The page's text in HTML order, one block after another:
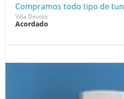
Compramos todo tipo de
Villa Devoto
Acordado